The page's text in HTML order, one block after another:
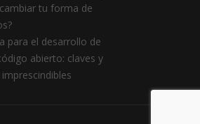
tu forma de
para el desarrollo de
abierto: claves y